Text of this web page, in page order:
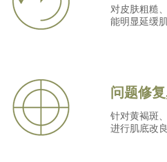
对皮肤粗糙
能明显延缓
问题修
针对黄褐斑
进行肌底改